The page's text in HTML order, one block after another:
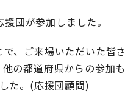
団が参加しました。
、ご来場いただいた皆さ
の都道府県からの参加も
た。(応援団顧問)